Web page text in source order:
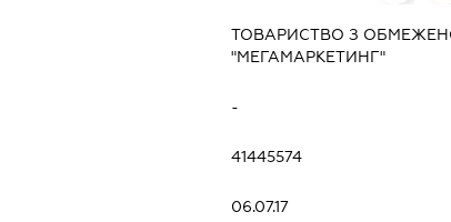
ТОВАРИСТВО З
"МЕГАМАРКЕТИНГ"
-
41445574
06.07.17